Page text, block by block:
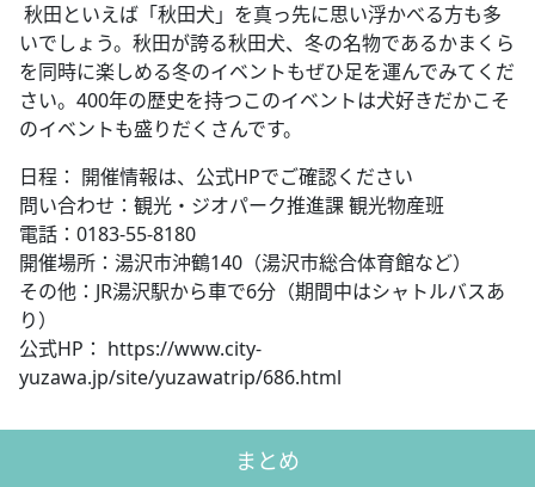
秋田といえば「秋田犬」を真っ先に思い浮かべる方も多
いでしょう。秋田が誇る秋田犬、冬の名物であるかまくら
を同時に楽しめる冬のイベントもぜひ足を運んでみてくだ
さい。400年の歴史を持つこのイベントは犬好きだかこそ
のイベントも盛りだくさんです。
日程： 開催情報は、公式HPでご確認ください
問い合わせ：観光・ジオパーク推進課 観光物産班
電話：0183-55-8180
開催場所：湯沢市沖鶴140（湯沢市総合体育館など）
その他：JR湯沢駅から車で6分（期間中はシャトルバスあ
り）
公式HP： https://www.city-
yuzawa.jp/site/yuzawatrip/686.html
まとめ